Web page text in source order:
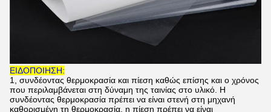
ΕΙΔΟΠΟΙΗΣΗ:
1, συνδέοντας θερμοκρασία και πίεση καθώς επίσης και ο χρόνος
που περιλαμβάνεται στη δύναμη της ταινίας στο υλικό. Η
συνδέοντας θερμοκρασία πρέπει να είναι στενή στη μηχανή
καθορισμένη τη θερμοκρασία, η πίεση πρέπει να είναι